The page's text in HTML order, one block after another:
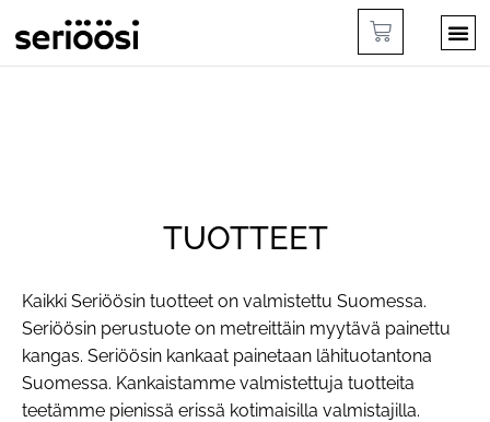
TUOTTEET
Kaikki Seriöösin tuotteet on valmistettu Suomessa.
Seriöösin perustuote on metreittäin myytävä painettu
kangas. Seriöösin kankaat painetaan lähituotantona
Suomessa. Kankaistamme valmistettuja tuotteita
teetämme pienissä erissä kotimaisilla valmistajilla.